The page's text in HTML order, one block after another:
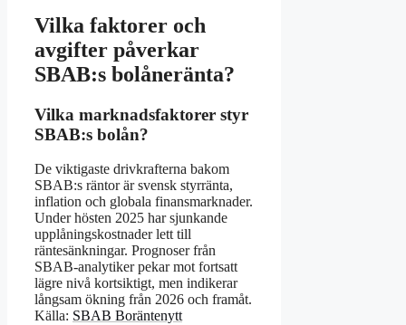
Vilka faktorer och
avgifter påverkar
SBAB:s bolåneränta?
Vilka marknadsfaktorer styr
SBAB:s bolån?
De viktigaste drivkrafterna bakom
SBAB:s räntor är svensk styrränta,
inflation och globala finansmarknader.
Under hösten 2025 har sjunkande
upplåningskostnader lett till
räntesänkningar. Prognoser från
SBAB-analytiker pekar mot fortsatt
lägre nivå kortsiktigt, men indikerar
långsam ökning från 2026 och framåt.
Källa: SBAB Boräntenytt